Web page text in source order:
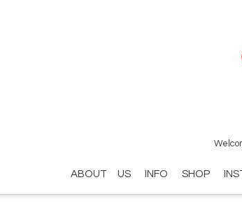
ABOUT US INFO SHOP